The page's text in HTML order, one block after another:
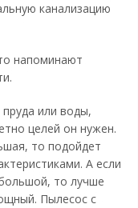
канализацию
напоминают
или воды,
целей он нужен.
то подойдет
А если
то лучше
Пылесос с